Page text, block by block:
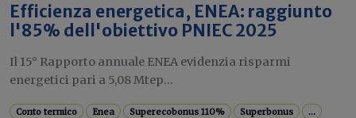
Efficienza energetica, ENEA: raggiunto
l'85% dell'obiettivo PNIEC 2025
Il 15° Rapporto annuale ENEA evidenzia risparmi
energetici pari a 5,08 Mtep...
Conto termico Enea Superecobonus 110% Superbonus ...